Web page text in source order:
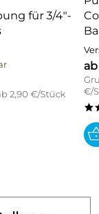
für 3/4"-
2,90 €/Stück
€/